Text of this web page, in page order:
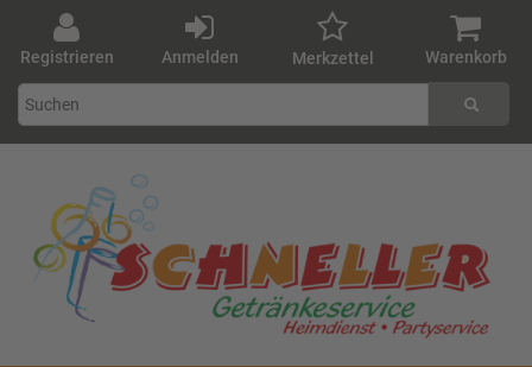
Registrieren Anmelden Merkzettel Warenkorb